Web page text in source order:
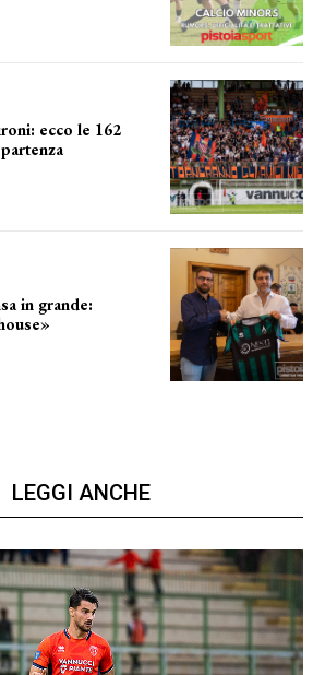
ecco le 162
in grande:
LEGGI ANCHE